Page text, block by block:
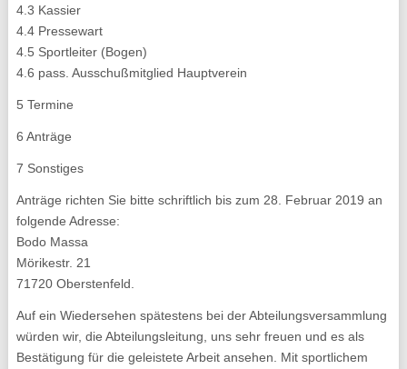
4.3 Kassier
4.4 Pressewart
4.5 Sportleiter (Bogen)
4.6 pass. Ausschußmitglied Hauptverein
5 Termine
6 Anträge
7 Sonstiges
Anträge richten Sie bitte schriftlich bis zum 28. Februar 2019 an
folgende Adresse:
Bodo Massa
Mörikestr. 21
71720 Oberstenfeld.
Auf ein Wiedersehen spätestens bei der Abteilungsversammlung
würden wir, die Abteilungsleitung, uns sehr freuen und es als
Bestätigung für die geleistete Arbeit ansehen. Mit sportlichem